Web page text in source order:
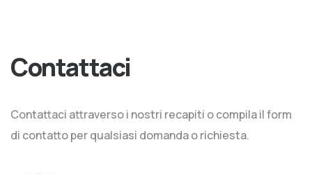
Contattaci
Contattaci attraverso i nostri recapiti o compila il form
di contatto per qualsiasi domanda o richiesta.